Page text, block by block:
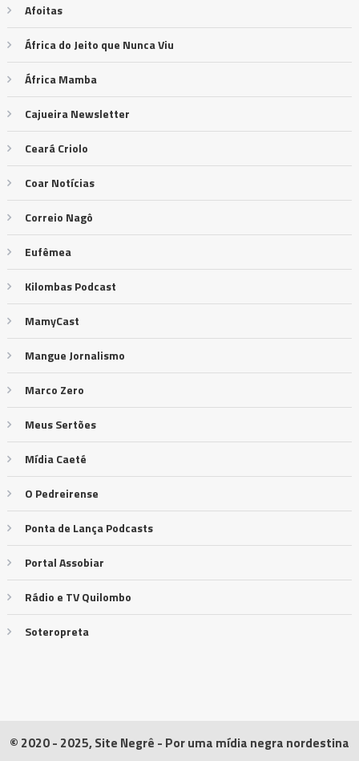
Afoitas
África do Jeito que Nunca Viu
África Mamba
Cajueira Newsletter
Ceará Criolo
Coar Notícias
Correio Nagô
Eufêmea
Kilombas Podcast
MamyCast
Mangue Jornalismo
Marco Zero
Meus Sertões
Mídia Caeté
O Pedreirense
Ponta de Lança Podcasts
Portal Assobiar
Rádio e TV Quilombo
Soteropreta
© 2020 - 2025, Site Negrê - Por uma mídia negra nordestina